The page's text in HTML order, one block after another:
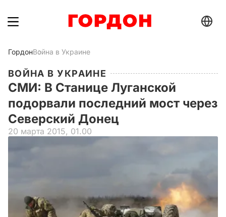
ГордонВойна в Украине
ВОЙНА В УКРАИНЕ
СМИ: В Станице Луганской
подорвали последний мост через
Северский Донец
20 марта 2015, 01.00